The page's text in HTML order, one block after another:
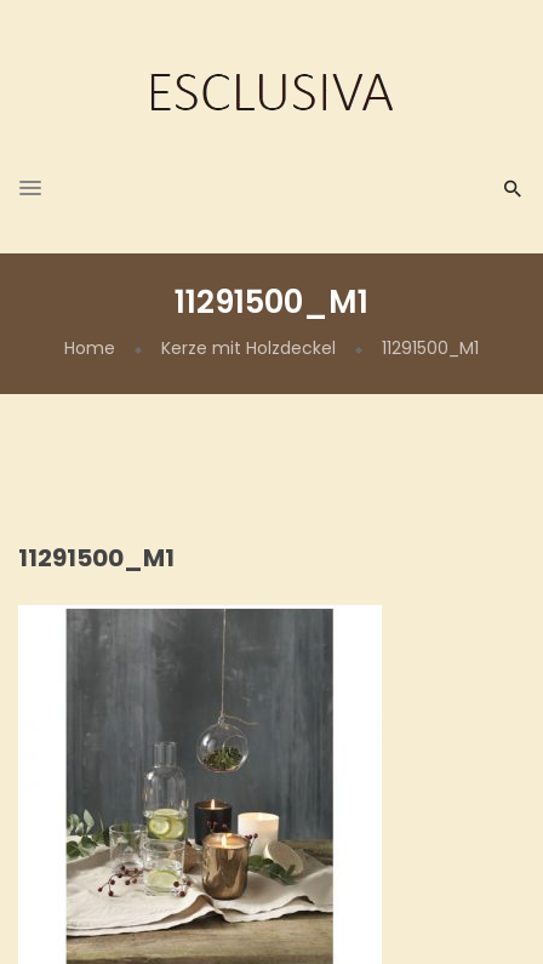
11291500_M1
Home Kerze mit Holzdeckel 11291500_M1
11291500_M1